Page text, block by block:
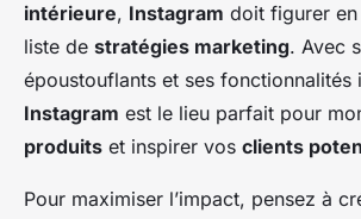
intérieure, Instagram doit figurer
liste de stratégies marketing. Avec
époustouflants et ses fonctionnalités
Instagram est le lieu parfait pour
produits et inspirer vos clients
Pour maximiser l’impact, pensez à